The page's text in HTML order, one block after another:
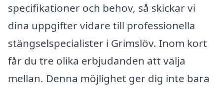
specifikationer och behov, så skickar vi
dina uppgifter vidare till professionella
stängselspecialister i Grimslöv. Inom kort
får du tre olika erbjudanden att välja
mellan. Denna möjlighet ger dig inte bara